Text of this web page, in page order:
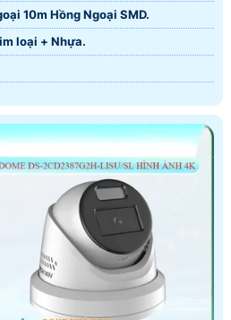
10m Hồng Ngoại SMD.
loại + Nhựa.